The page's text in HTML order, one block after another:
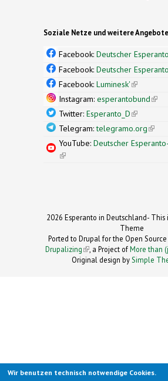
Soziale Netze und weitere Angebote
Facebook: Deutscher
Facebook: Deutscher
Facebook: Luminesk'(link is
Instagram: esperantobund(link
Twitter: Esperanto_D(link is
Telegram:telegramo.org(link
YouTube: Deutscher
(link is external)
2026 Esperanto in Deutschland- This
Theme
Ported to Drupal for the Open
Drupalizing(link is external)
, a Project ofMore than
Original design by Simple
Wir benutzen technisch notwendige Cookies.